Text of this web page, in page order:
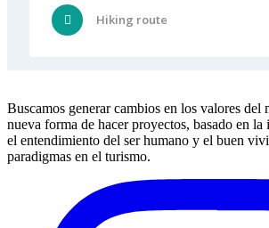
Hiking route
Buscamos generar cambios en los valores del
nueva forma de hacer proyectos, basado en
el entendimiento del ser humano y el buen
paradigmas en el turismo.